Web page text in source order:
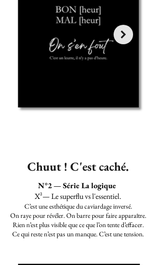
Chuut ! C'est caché.
N°2 — Série La logique
X²— Le superflu vs l'essentiel.
C’est une esthétique du caviardage inversé.
On raye pour révéler. On barre pour faire apparaître.
Rien n’est plus visible que ce que l’on tente d’effacer.
Ce qui reste n’est pas un manque. C’est une tension.